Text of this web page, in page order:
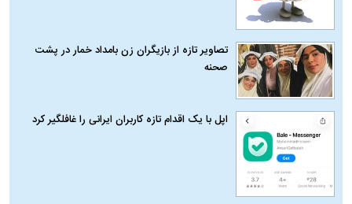
تصاویر تازه از بازیگران زن بامداد خمار در پشت
صحنه
اپل با یک اقدام تازه کاربران ایرانی را غافلگیر کرد